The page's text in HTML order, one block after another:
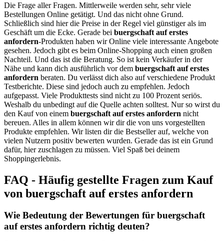
Die Frage aller Fragen. Mittlerweile werden sehr, sehr viele
Bestellungen Online getätigt. Und das nicht ohne Grund.
Schließlich sind hier die Preise in der Regel viel günstiger als im
Geschäft um die Ecke. Gerade bei buergschaft auf erstes
anfordern-Produkten haben wir Online viele interessante Angebote
gesehen. Jedoch gibt es beim Online-Shopping auch einen großen
Nachteil. Und das ist die Beratung. So ist kein Verkäufer in der
Nähe und kann dich ausführlich vor dem buergschaft auf erstes
anfordern beraten. Du verlässt dich also auf verschiedene Produkt
Testberichte. Diese sind jedoch auch zu empfehlen. Jedoch
aufgepasst. Viele Produkttests sind nicht zu 100 Prozent seriös.
Weshalb du unbedingt auf die Quelle achten solltest. Nur so wirst du
den Kauf von einem buergschaft auf erstes anfordern nicht
bereuen. Alles in allem können wir dir die von uns vorgestellten
Produkte empfehlen. Wir listen dir die Bestseller auf, welche von
vielen Nutzern positiv bewerten wurden. Gerade das ist ein Grund
dafür, hier zuschlagen zu müssen. Viel Spaß bei deinem
Shoppingerlebnis.
FAQ - Häufig gestellte Fragen zum Kauf
von buergschaft auf erstes anfordern
Wie Bedeutung der Bewertungen für buergschaft
auf erstes anfordern richtig deuten?